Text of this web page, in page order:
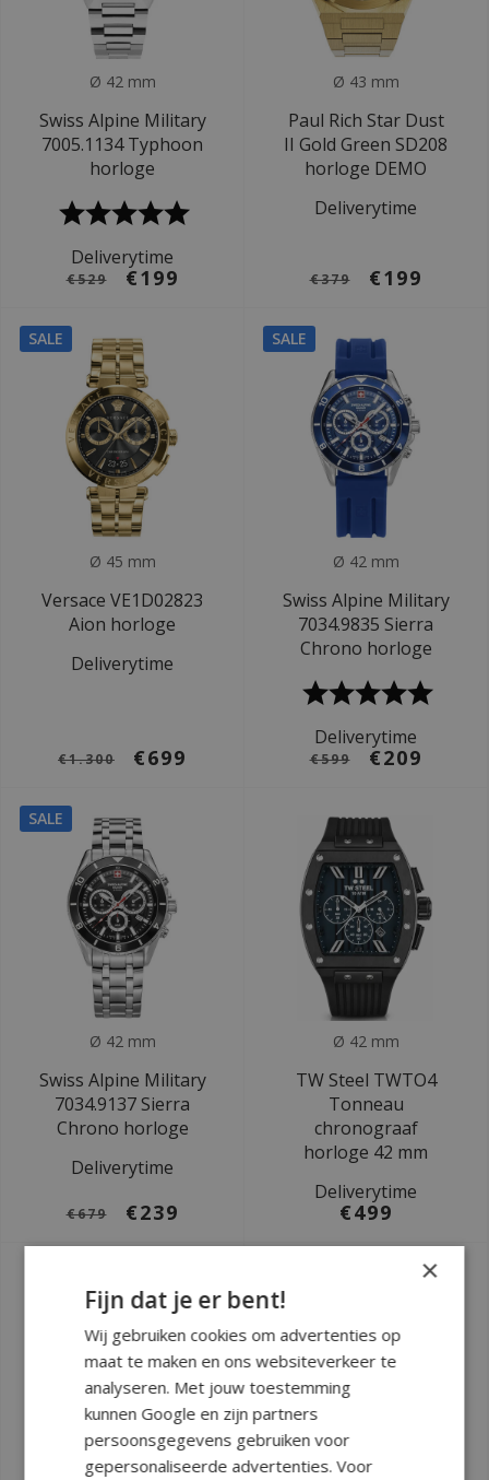
Ø 42 mm
Swiss Alpine Military
7005.1134 Typhoon
horloge
Deliverytime
€529 €199
Ø 43 mm
Paul Rich Star Dust
II Gold Green SD208
horloge DEMO
Deliverytime
€379 €199
SALE
Ø 45 mm
Versace VE1D02823
Aion horloge
Deliverytime
€1.300 €699
SALE
Ø 42 mm
Swiss Alpine Military
7034.9835 Sierra
Chrono horloge
Deliverytime
€599 €209
SALE
Ø 42 mm
Swiss Alpine Military
7034.9137 Sierra
Chrono horloge
Deliverytime
€679 €239
Ø 42 mm
TW Steel TWTO4
Tonneau
chronograaf
horloge 42 mm
Deliverytime
€499
×
Fijn dat je er bent!
Wij gebruiken cookies om advertenties op
maat te maken en ons websiteverkeer te
analyseren. Met jouw toestemming
kunnen Google en zijn partners
persoonsgegevens gebruiken voor
gepersonaliseerde advertenties. Voor